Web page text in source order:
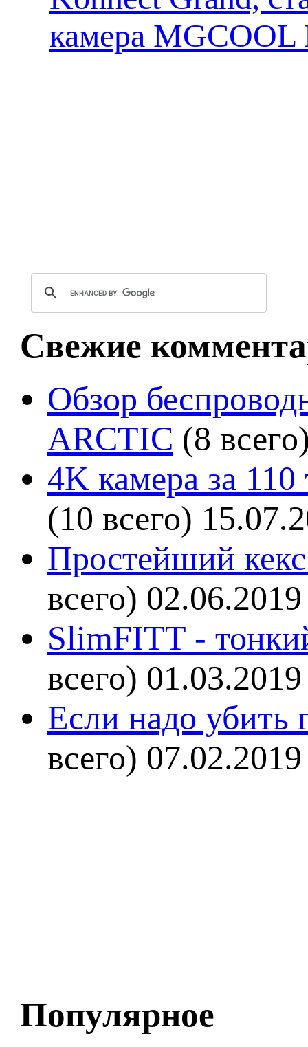
камера MGCOOL
Свежие
Обзор
ARCTIC (8
4K камера за
(10 всего)
Простейший кекс
всего) 02.06.2019
SlimFITT -
всего) 01.03.2019
Если надо убить
всего) 07.02.2019
Популярное